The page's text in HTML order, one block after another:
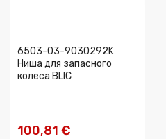
6503-03-9030292K
Ниша для запасного
колеса BLIC
100,81 €